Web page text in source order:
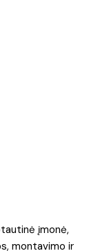
įmonė,
montavimo ir